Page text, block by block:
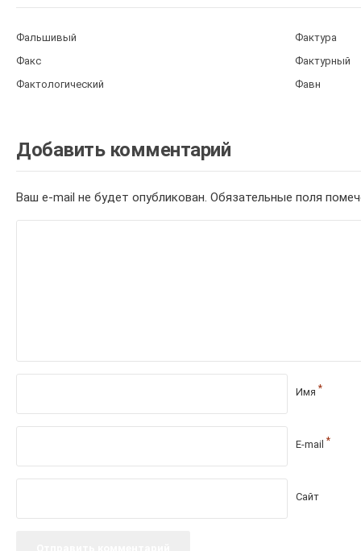
Фальшивый
Фактура
Факс
Фактурный
Фактологический
Фавн
Добавить комментарий
Ваш e-mail не будет опубликован. Обязательные поля
Имя *
E-mail *
Сайт